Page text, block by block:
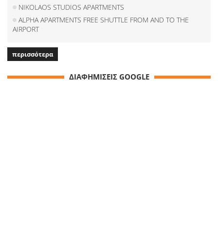
NIKOLAOS STUDIOS APARTMENTS
ALPHA APARTMENTS FREE SHUTTLE FROM AND TO THE
AIRPORT
περισσότερα
ΔΙΑΦΗΜΙΣΕΙΣ GOOGLE